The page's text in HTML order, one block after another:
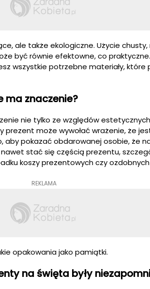
ale także ekologiczne. Użycie chusty,
być równie efektowne, co
wszystkie potrzebne materiały, które
ma znaczenie?
nie tylko ze względów
prezent może wywołać wrażenie, że
aby pokazać obdarowanej osobie, że
stać się częścią prezentu,
koszy prezentowych czy ozdobnych
REKLAMA
opakowania jako pamiątki.
na święta były